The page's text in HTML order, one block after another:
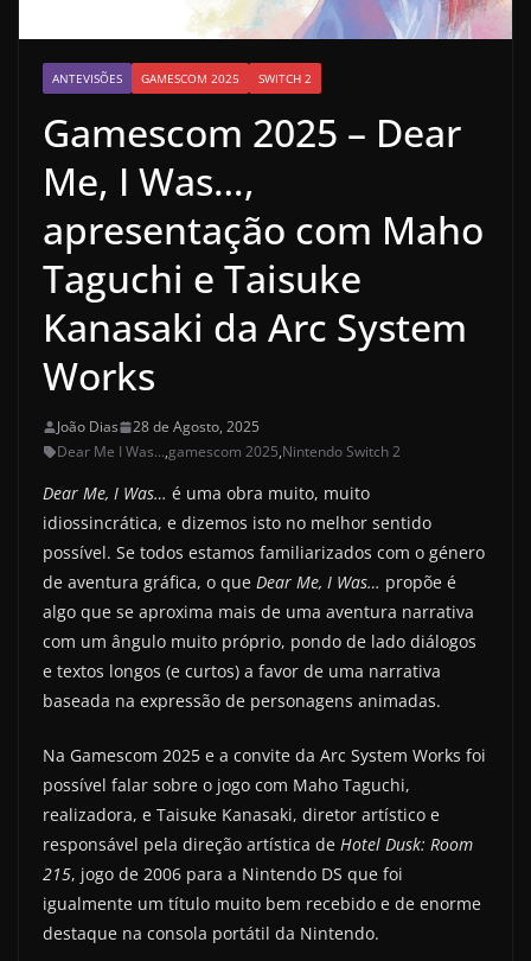
ANTEVISÕES GAMESCOM 2025 SWITCH 2
Gamescom 2025 – Dear
Me, I Was…,
apresentação com Maho
Taguchi e Taisuke
Kanasaki da Arc System
Works
João Dias
28 de Agosto, 2025
Dear Me I Was...,gamescom 2025,Nintendo Switch 2
Dear Me, I Was… é uma obra muito, muito
idiossincrática, e dizemos isto no melhor sentido
possível. Se todos estamos familiarizados com o género
de aventura gráfica, o que Dear Me, I Was… propõe é
algo que se aproxima mais de uma aventura narrativa
com um ângulo muito próprio, pondo de lado diálogos
e textos longos (e curtos) a favor de uma narrativa
baseada na expressão de personagens animadas.
Na Gamescom 2025 e a convite da Arc System Works foi
possível falar sobre o jogo com Maho Taguchi,
realizadora, e Taisuke Kanasaki, diretor artístico e
responsável pela direção artística de Hotel Dusk: Room
215, jogo de 2006 para a Nintendo DS que foi
igualmente um título muito bem recebido e de enorme
destaque na consola portátil da Nintendo.